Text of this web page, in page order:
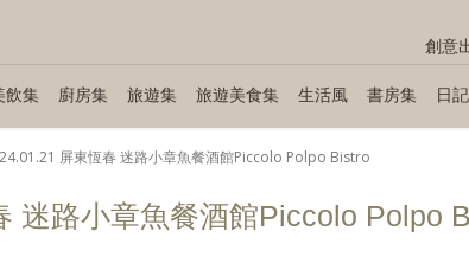
創意
飲集 廚房集 旅遊集 旅遊美食集 生活風 書房集 日
屏東恆春 迷路小章魚餐酒館Piccolo Polpo Bistro
迷路小章魚餐酒館Piccolo Polpo